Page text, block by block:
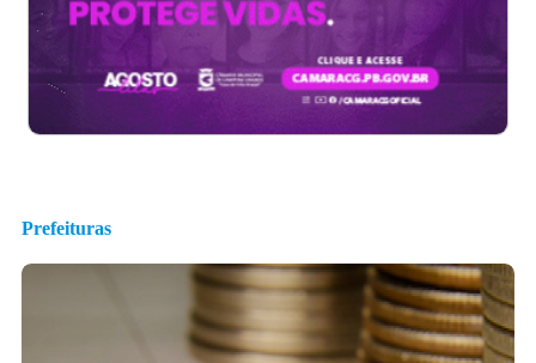
Prefeituras